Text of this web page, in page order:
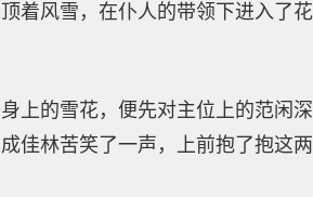
着风雪，在仆人的带领下进入了
上的雪花，便先对主位上的范闲
佳林苦笑了一声，上前抱了抱这两